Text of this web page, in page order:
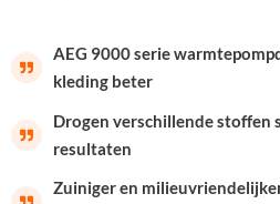
AEG 9000 serie
kleding beter
Drogen verschillende stoffen
resultaten
Zuiniger en